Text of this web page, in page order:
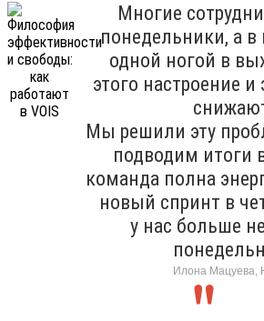
Многие
понедельники, а
одной ногой в
этого настроение
Мы решили эту
подводим итоги
команда полна
новый спринт в
у нас больше
Илона Мацуева,